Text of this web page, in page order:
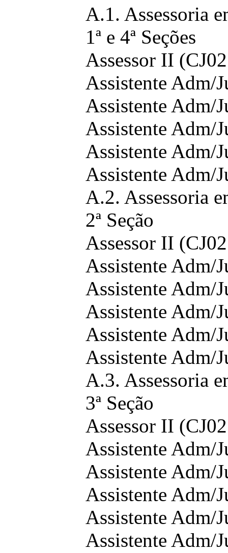
A.1. Assessoria
1ª e 4ª Seções
Assessor II
Assistente Adm/
Assistente Adm/
Assistente Adm/
Assistente Adm/
Assistente Adm/
A.2. Assessoria
2ª Seção
Assessor II
Assistente Adm/
Assistente Adm/
Assistente Adm/
Assistente Adm/
Assistente Adm/
A.3. Assessoria
3ª Seção
Assessor II
Assistente Adm/
Assistente Adm/
Assistente Adm/
Assistente Adm/
Assistente Adm/